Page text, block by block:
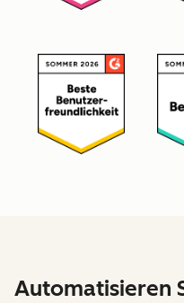
Automatisieren